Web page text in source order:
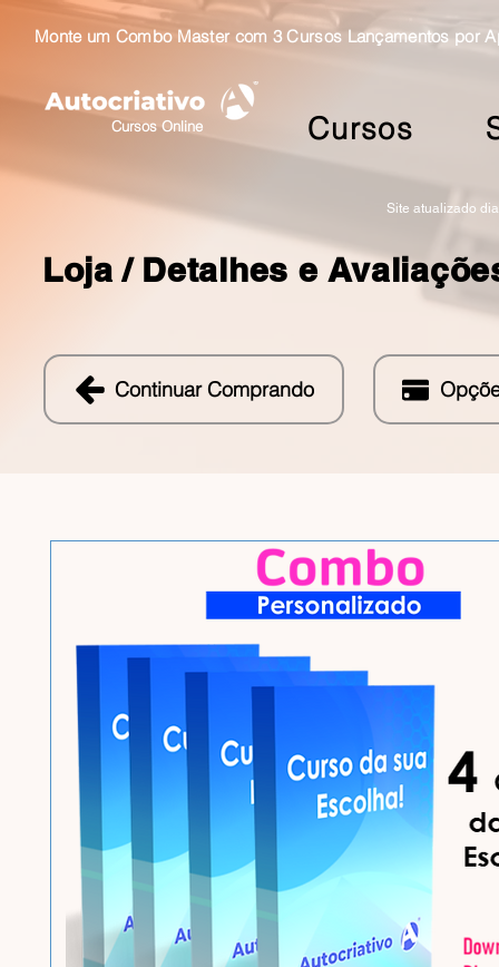
Monte um Combo Master com 3 Cursos Lançamentos por
Continuar Comprando
Cursos Online Cursos
Loja / Detalhes e
Site atualizado